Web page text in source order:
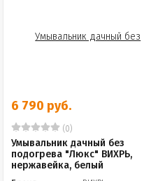
6 790 руб.
(0)
Умывальник дачный без
подогрева "Люкс" ВИХРЬ,
нержавейка, белый